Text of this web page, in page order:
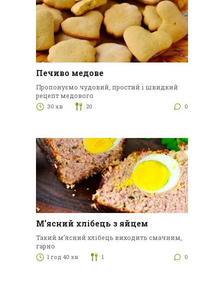
Печиво медове
Пропонуємо чудовий, простий і швидкий
рецепт медового
30 хв 20 0
М’ясний хлібець з яйцем
Такий м’ясний хлібець виходить смачним,
гарно
1 год 40 хв 1 0